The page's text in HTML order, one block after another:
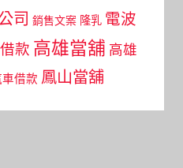
司 銷售文案 隆乳 電波
款 高雄當舖 高雄
借款 鳳山當舖